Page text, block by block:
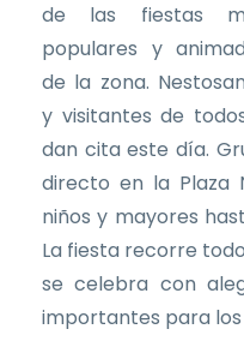
de las fiestas
populares y
de la zona.
y visitantes de
dan cita este día.
directo en la Plaza
niños y mayores
La fiesta recorre
se celebra con
importantes para los